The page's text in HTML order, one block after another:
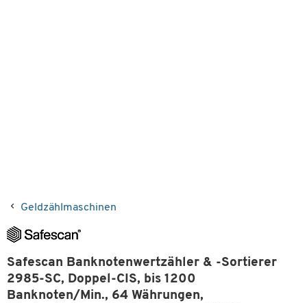
Geldzählmaschinen
Safescan Banknotenwertzähler & -Sortierer
2985-SC, Doppel-CIS, bis 1200
Banknoten/Min., 64 Währungen,